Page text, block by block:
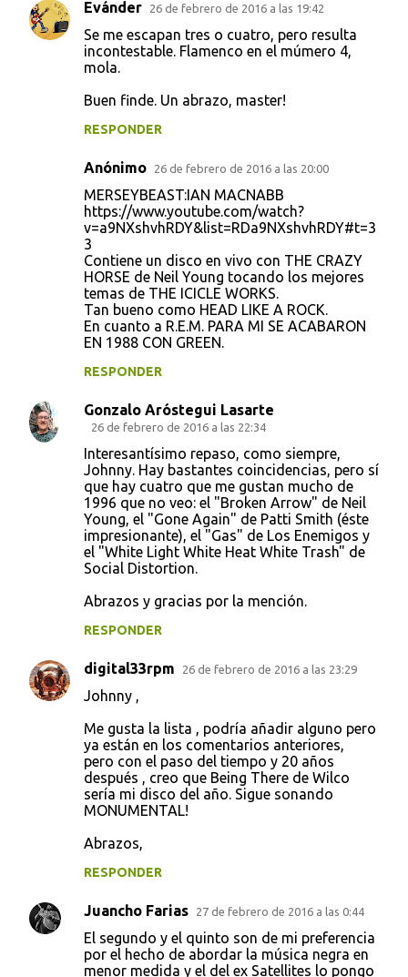
Evánder 26 de febrero de 2016 a las 19:42
Se me escapan tres o cuatro, pero resulta
incontestable. Flamenco en el múmero 4,
mola.
Buen finde. Un abrazo, master!
RESPONDER
Anónimo 26 de febrero de 2016 a las 20:00
MERSEYBEAST:IAN MACNABB
https://www.youtube.com/watch?
v=a9NXshvhRDY&list=RDa9NXshvhRDY#t=3
3
Contiene un disco en vivo con THE CRAZY
HORSE de Neil Young tocando los mejores
temas de THE ICICLE WORKS.
Tan bueno como HEAD LIKE A ROCK.
En cuanto a R.E.M. PARA MI SE ACABARON
EN 1988 CON GREEN.
RESPONDER
Gonzalo Aróstegui Lasarte
26 de febrero de 2016 a las 22:34
Interesantísimo repaso, como siempre,
Johnny. Hay bastantes coincidencias, pero sí
que hay cuatro que me gustan mucho de
1996 que no veo: el "Broken Arrow" de Neil
Young, el "Gone Again" de Patti Smith (éste
impresionante), el "Gas" de Los Enemigos y
el "White Light White Heat White Trash" de
Social Distortion.
Abrazos y gracias por la mención.
RESPONDER
digital33rpm 26 de febrero de 2016 a las 23:29
Johnny ,
Me gusta la lista , podría añadir alguno pero
ya están en los comentarios anteriores,
pero con el paso del tiempo y 20 años
después , creo que Being There de Wilco
sería mi disco del año. Sigue sonando
MONUMENTAL!
Abrazos,
RESPONDER
Juancho Farias 27 de febrero de 2016 a las 0:44
El segundo y el quinto son de mi preferencia
por el hecho de abordar la música negra en
menor medida y el del ex Satellites lo pongo